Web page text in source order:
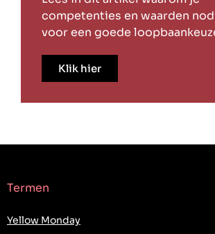
competenties en waarden
voor een goede
Klik hier
Termen
Yellow Monday